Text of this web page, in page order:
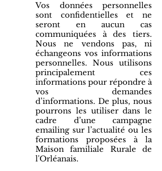
Vos données personnelles
sont confidentielles et ne
seront en aucun cas
communiquées à des tiers.
Nous ne vendons pas, ni
échangeons vos informations
personnelles. Nous utilisons
principalement ces
informations pour répondre à
vos demandes
d’informations. De plus, nous
pourrons les utiliser dans le
cadre d’une campagne
emailing sur l’actualité ou les
formations proposées à la
Maison familiale Rurale de
l'Orléanais.